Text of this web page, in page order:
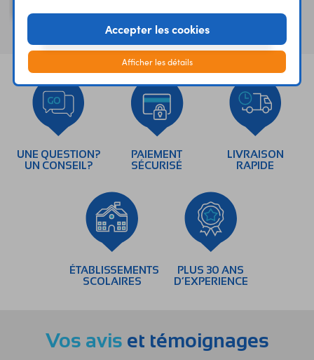
UNE QUESTION?
UN CONSEIL?
PAIEMENT
SÉCURISÉ
LIVRAISON
RAPIDE
ÉTABLISSEMENTS
SCOLAIRES
PLUS 30 ANS
D’EXPERIENCE
Vos avis et témoignages
Accepter les cookies
Afficher les détails